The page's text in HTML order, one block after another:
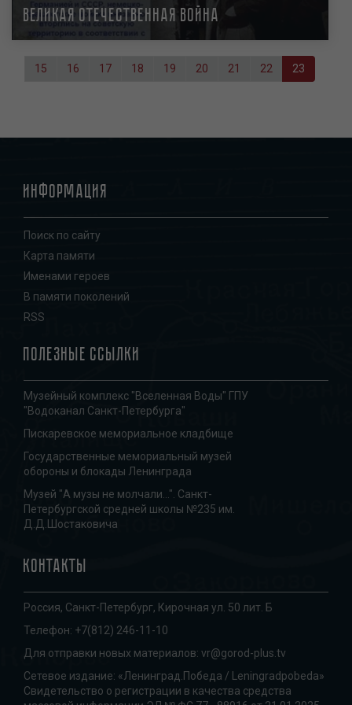
Великая Отечественная Война
страниц
Page
15 Page
16 Page
17 Page
18 Page
19 Page
20 Page
21 Page
22
Текущая
страница
23
Информация
Поиск по сайту
Карта памяти
Именами героев
В памяти поколений
RSS
Полезные ссылки
Музейный комплекс "Вселенная Воды" ГПУ
"Водоканал Санкт-Петербурга"
Пискаревское мемориальное кладбище
Государственные мемориальный музей
обороны и блокады Ленинграда
Музей "А музы не молчали...". Санкт-
Петербургской средней школы №235 им.
Д.Д.Шостаковича
Контакты
Россия, Санкт-Петербург, Кирочная ул. 50 лит. Б
Телефон: +7(812) 246-11-10
Для отправки новых материалов: vr@gorod-plus.tv
Сетевое издание: «Ленинград.Победа / Leningradpobeda»
Свидетельство о регистрации в качества средства